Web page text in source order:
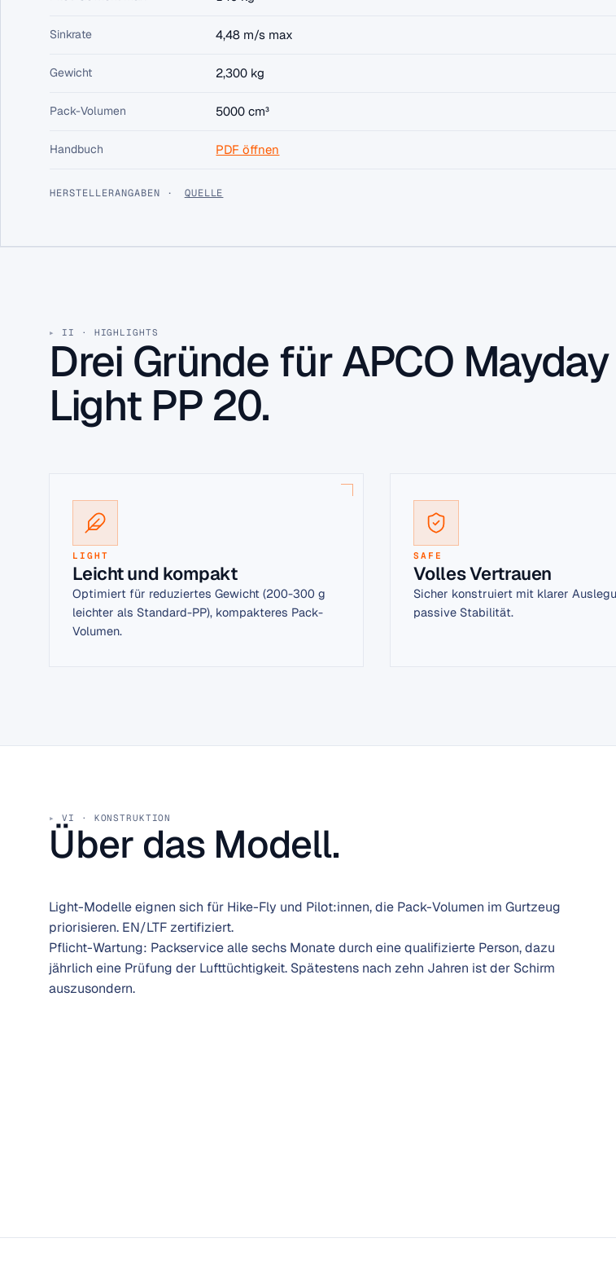
Sinkrate 4,48 m/s max
Gewicht 2,300 kg
Pack-Volumen 5000 cm³
Handbuch PDF öffnen
HERSTELLERANGABEN · QUELLE
II · HIGHLIGHTS
Drei Gründe für APCO Mayday
Light PP 20.
LIGHT
Leicht und kompakt
Optimiert für reduziertes Gewicht (200-300 g
leichter als Standard-PP), kompakteres Pack-
Volumen.
SAFE
Volles Vertrauen
Sicher konstruiert mit klarer
passive Stabilität.
VI · KONSTRUKTION
Über das Modell.
Light-Modelle eignen sich für Hike-Fly und Pilot:innen, die Pack-Volumen im Gurtzeug
priorisieren. EN/LTF zertifiziert.
Pflicht-Wartung: Packservice alle sechs Monate durch eine qualifizierte Person, dazu
jährlich eine Prüfung der Lufttüchtigkeit. Spätestens nach zehn Jahren ist der Schirm
auszusondern.